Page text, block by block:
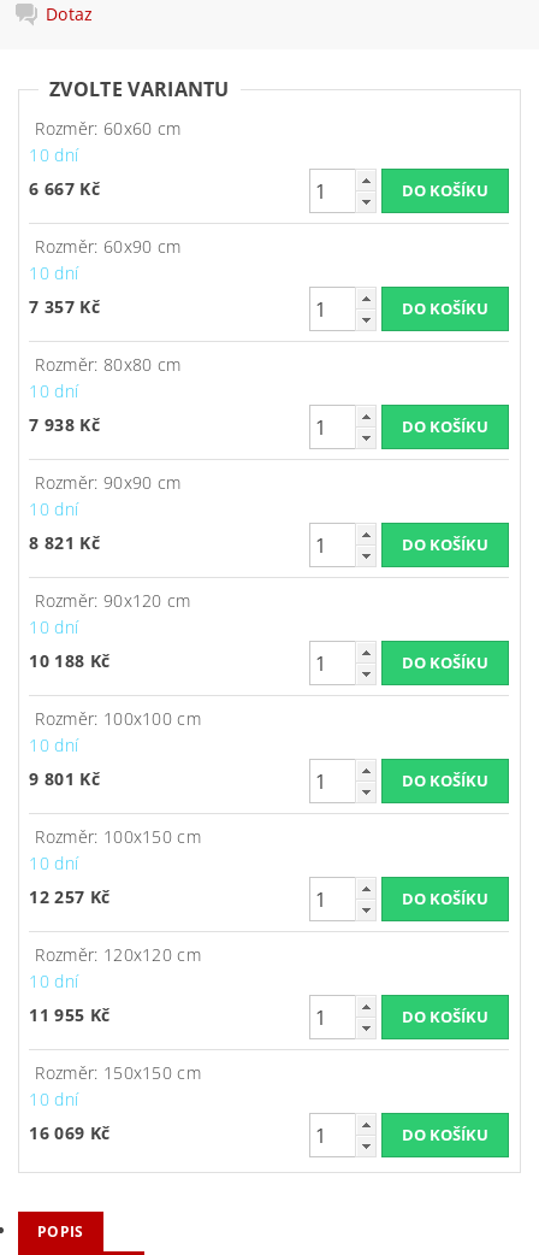
Dotaz
ZVOLTE VARIANTU
Rozměr: 60x60 cm
10 dní
6 667 Kč
Rozměr: 60x90 cm
10 dní
7 357 Kč
Rozměr: 80x80 cm
10 dní
7 938 Kč
Rozměr: 90x90 cm
10 dní
8 821 Kč
Rozměr: 90x120 cm
10 dní
10 188 Kč
Rozměr: 100x100 cm
10 dní
9 801 Kč
Rozměr: 100x150 cm
10 dní
12 257 Kč
Rozměr: 120x120 cm
10 dní
11 955 Kč
Rozměr: 150x150 cm
10 dní
16 069 Kč
POPIS